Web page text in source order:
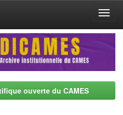
ouverte du CAMES